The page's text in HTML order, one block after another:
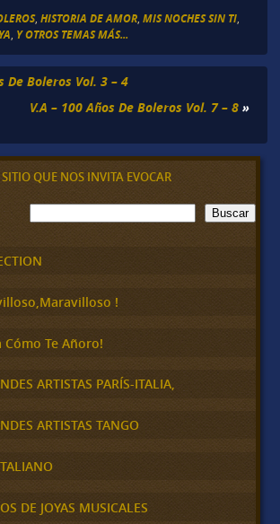
, HISTORIA DE AMOR, MIS NOCHES SIN TI,
Y OTROS TEMAS MÁS...
De Boleros Vol. 3 – 4
V.A – 100 Años De Boleros Vol. 7 – 8 »
SITIO QUE NOS INVITA EVOCAR
B
u
c
a
Buscar
!
Cómo Te Añoro!
ARTISTAS PARÍS-ITALIA,
ARTISTAS TANGO
DE JOYAS MUSICALES